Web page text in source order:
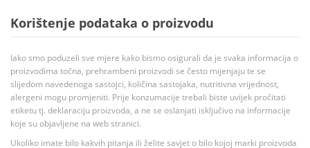
Korištenje podataka o proizvodu
Iako smo poduzeli sve mjere kako bismo osigurali da je svaka informacija o
proizvodima točna, prehrambeni proizvodi se često mijenjaju te se
slijedom navedenoga sastojci, količina sastojaka, nutritivna vrijednost,
alergeni mogu promjeniti. Prije konzumacije trebali biste uvijek pročitati
etiketu tj. deklaraciju proizvoda, a ne se oslanjati isključivo na informacije
koje su objavljene na web stranici.
Ukoliko imate bilo kakvih pitanja ili želite savjet o bilo kojoj marki proizvoda